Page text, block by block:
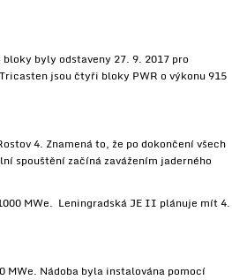
byly odstaveny 27. 9. 2017 pro
jsou čtyři bloky PWR o výkonu 915
4. Znamená to, že po dokončení všech
spouštění začíná zavážením jaderného
MWe. Leningradská JE II plánuje mít 4.
MWe. Nádoba byla instalována pomocí